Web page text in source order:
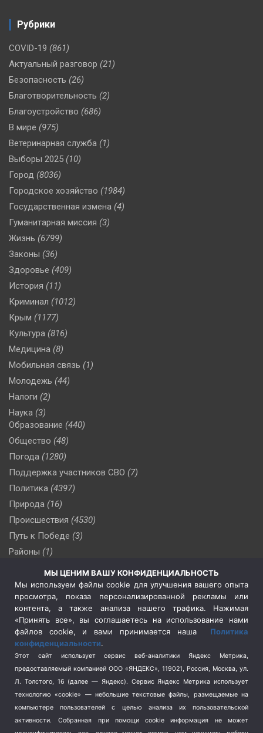
Рубрики
COVID-19 (861)
Актуальный разговор (21)
Безопасность (26)
Благотворительность (2)
Благоустройство (686)
В мире (975)
Ветеринарная служба (1)
Выборы 2025 (10)
Город (8036)
Городское хозяйство (1984)
Государственная измена (4)
Гуманитарная миссия (3)
Жизнь (6799)
Законы (36)
Здоровье (409)
История (11)
Криминал (1012)
Крым (1177)
Культура (816)
Медицина (8)
Мобильная связь (1)
Молодежь (44)
Налоги (2)
Наука (3)
Образование (440)
Общество (48)
Погода (1280)
Поддержка участников СВО (7)
Политика (4397)
Природа (16)
Происшествия (4530)
Путь к Победе (3)
Районы (1)
Сельское хозяйство (3)
Социальная политика
(3)
Спецоперация в Украине
Спецоперация на Украине
(404)
Спорт (740)
Терроризм (1)
Транспорт (262)
Туризм (178)
Флот (76)
МЫ ЦЕНИМ ВАШУ КОНФИДЕНЦИАЛЬНОСТЬ
Мы используем файлы cookie для улучшения вашего опыта
просмотра, показа персонализированной рекламы или
контента, а также анализа нашего трафика. Нажимая
«Принять все», вы соглашаетесь на использование нами
файлов cookie, и вами принимается наша Политика
конфиденциальности.
Этот сайт использует сервис веб-аналитики Яндекс Метрика,
предоставляемый компанией ООО «ЯНДЕКС», 119021, Россия, Москва, ул.
Л. Толстого, 16 (далее — Яндекс). Сервис Яндекс Метрика использует
технологию «cookie» — небольшие текстовые файлы, размещаемые на
компьютере пользователей с целью анализа их пользовательской
активности.
Собранная при помощи cookie информация не может